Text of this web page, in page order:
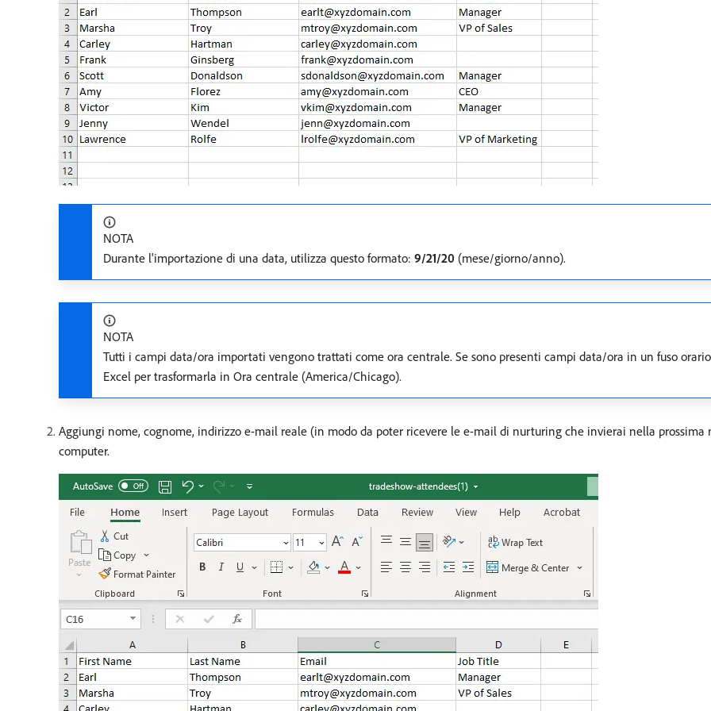
NOTA
Durante l'importazione di una data, utilizza questo formato: 9/21/20 (mese/giorno/anno).
NOTA
Tutti i campi data/ora importati vengono trattati come ora centrale. Se sono presenti campi data/ora in un fuso
Excel per trasformarla in Ora centrale (America/Chicago).
Aggiungi nome, cognome, indirizzo e-mail reale (in modo da poter ricevere le e-mail di nurturing che invierai nella prossima
computer.